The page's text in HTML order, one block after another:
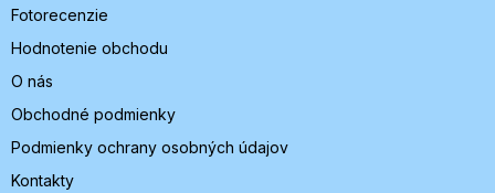
Fotorecenzie
Hodnotenie obchodu
O nás
Obchodné podmienky
Podmienky ochrany osobných údajov
Kontakty